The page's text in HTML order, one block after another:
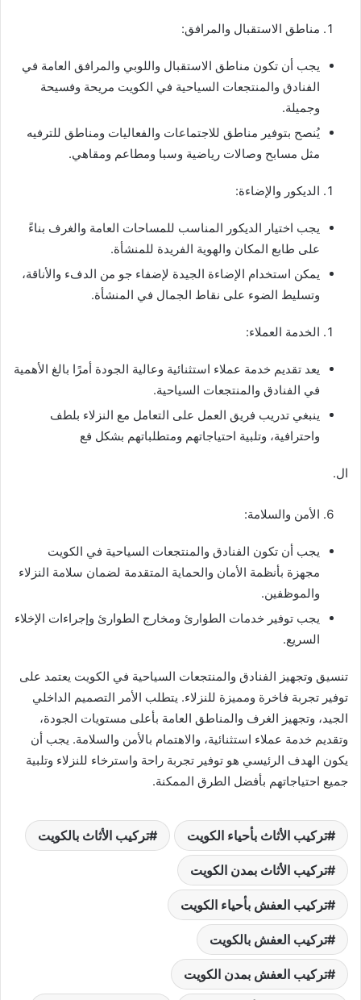
مناطق الاستقبال والمرافق:
يجب أن تكون مناطق الاستقبال واللوبي والمرافق العامة في
الفنادق والمنتجعات السياحية في الكويت مريحة وفسيحة
وجميلة.
يُنصح بتوفير مناطق للاجتماعات والفعاليات ومناطق للترفيه
مثل مسابح وصالات رياضية وسبا ومطاعم ومقاهي.
الديكور والإضاءة:
يجب اختيار الديكور المناسب للمساحات العامة والغرف بناءً
على طابع المكان والهوية الفريدة للمنشأة.
يمكن استخدام الإضاءة الجيدة لإضفاء جو من الدفء والأناقة،
وتسليط الضوء على نقاط الجمال في المنشأة.
الخدمة العملاء:
يعد تقديم خدمة عملاء استثنائية وعالية الجودة أمرًا بالغ الأهمية
في الفنادق والمنتجعات السياحية.
ينبغي تدريب فريق العمل على التعامل مع النزلاء بلطف
واحترافية، وتلبية احتياجاتهم ومتطلباتهم بشكل فع
ال.
الأمن والسلامة:
يجب أن تكون الفنادق والمنتجعات السياحية في الكويت
مجهزة بأنظمة الأمان والحماية المتقدمة لضمان سلامة النزلاء
والموظفين.
يجب توفير خدمات الطوارئ ومخارج الطوارئ وإجراءات الإخلاء
السريع.
تنسيق وتجهيز الفنادق والمنتجعات السياحية في الكويت يعتمد على
توفير تجربة فاخرة ومميزة للنزلاء. يتطلب الأمر التصميم الداخلي
الجيد، وتجهيز الغرف والمناطق العامة بأعلى مستويات الجودة،
وتقديم خدمة عملاء استثنائية، والاهتمام بالأمن والسلامة. يجب أن
يكون الهدف الرئيسي هو توفير تجربة راحة واسترخاء للنزلاء وتلبية
جميع احتياجاتهم بأفضل الطرق الممكنة.
تركيب الأثاث بأحياء الكويت تركيب الأثاث بالكويت
تركيب الأثاث بمدن الكويت
تركيب العفش بأحياء الكويت
تركيب العفش بالكويت
تركيب العفش بمدن الكويت